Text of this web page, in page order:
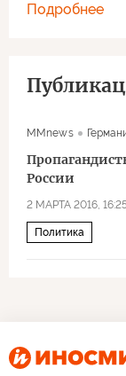
Подробнее
MMnews
России
2 МАРТА 2016, 16:25
Политика